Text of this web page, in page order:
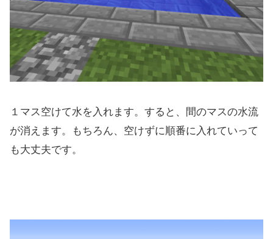
１マス空けて水を入れます。すると、間のマスの水流
が消えます。もちろん、空けずに順番に入れていって
も大丈夫です。